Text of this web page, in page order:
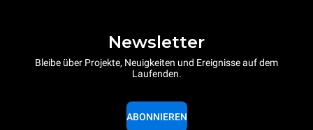
Newsletter
Bleibe über Projekte, Neuigkeiten und Ereignisse auf dem
Laufenden.
ABONNIEREN